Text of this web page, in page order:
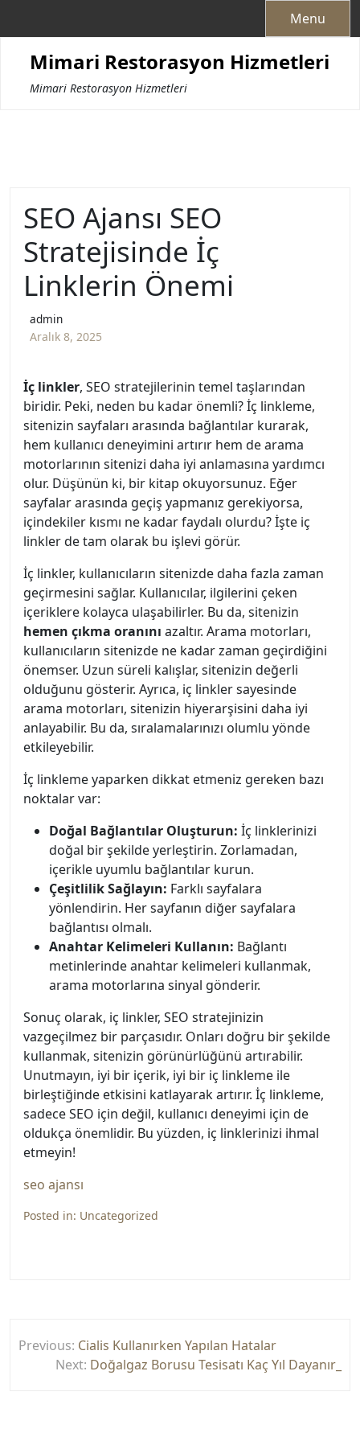
Menu
Mimari Restorasyon Hizmetleri
Mimari Restorasyon Hizmetleri
SEO Ajansı SEO
Stratejisinde İç
Linklerin Önemi
admin
Aralık 8, 2025
İç linkler, SEO stratejilerinin temel taşlarından
biridir. Peki, neden bu kadar önemli? İç linkleme,
sitenizin sayfaları arasında bağlantılar kurarak,
hem kullanıcı deneyimini artırır hem de arama
motorlarının sitenizi daha iyi anlamasına yardımcı
olur. Düşünün ki, bir kitap okuyorsunuz. Eğer
sayfalar arasında geçiş yapmanız gerekiyorsa,
içindekiler kısmı ne kadar faydalı olurdu? İşte iç
linkler de tam olarak bu işlevi görür.
İç linkler, kullanıcıların sitenizde daha fazla zaman
geçirmesini sağlar. Kullanıcılar, ilgilerini çeken
içeriklere kolayca ulaşabilirler. Bu da, sitenizin
hemen çıkma oranını azaltır. Arama motorları,
kullanıcıların sitenizde ne kadar zaman geçirdiğini
önemser. Uzun süreli kalışlar, sitenizin değerli
olduğunu gösterir. Ayrıca, iç linkler sayesinde
arama motorları, sitenizin hiyerarşisini daha iyi
anlayabilir. Bu da, sıralamalarınızı olumlu yönde
etkileyebilir.
İç linkleme yaparken dikkat etmeniz gereken bazı
noktalar var:
Doğal Bağlantılar Oluşturun: İç linklerinizi
doğal bir şekilde yerleştirin. Zorlamadan,
içerikle uyumlu bağlantılar kurun.
Çeşitlilik Sağlayın: Farklı sayfalara
yönlendirin. Her sayfanın diğer sayfalara
bağlantısı olmalı.
Anahtar Kelimeleri Kullanın: Bağlantı
metinlerinde anahtar kelimeleri kullanmak,
arama motorlarına sinyal gönderir.
Sonuç olarak, iç linkler, SEO stratejinizin
vazgeçilmez bir parçasıdır. Onları doğru bir şekilde
kullanmak, sitenizin görünürlüğünü artırabilir.
Unutmayın, iyi bir içerik, iyi bir iç linkleme ile
birleştiğinde etkisini katlayarak artırır. İç linkleme,
sadece SEO için değil, kullanıcı deneyimi için de
oldukça önemlidir. Bu yüzden, iç linklerinizi ihmal
etmeyin!
seo ajansı
Posted in: Uncategorized
gezinmesi
Previous: Cialis Kullanırken Yapılan Hatalar
Next: Doğalgaz Borusu Tesisatı Kaç Yıl Dayanır_